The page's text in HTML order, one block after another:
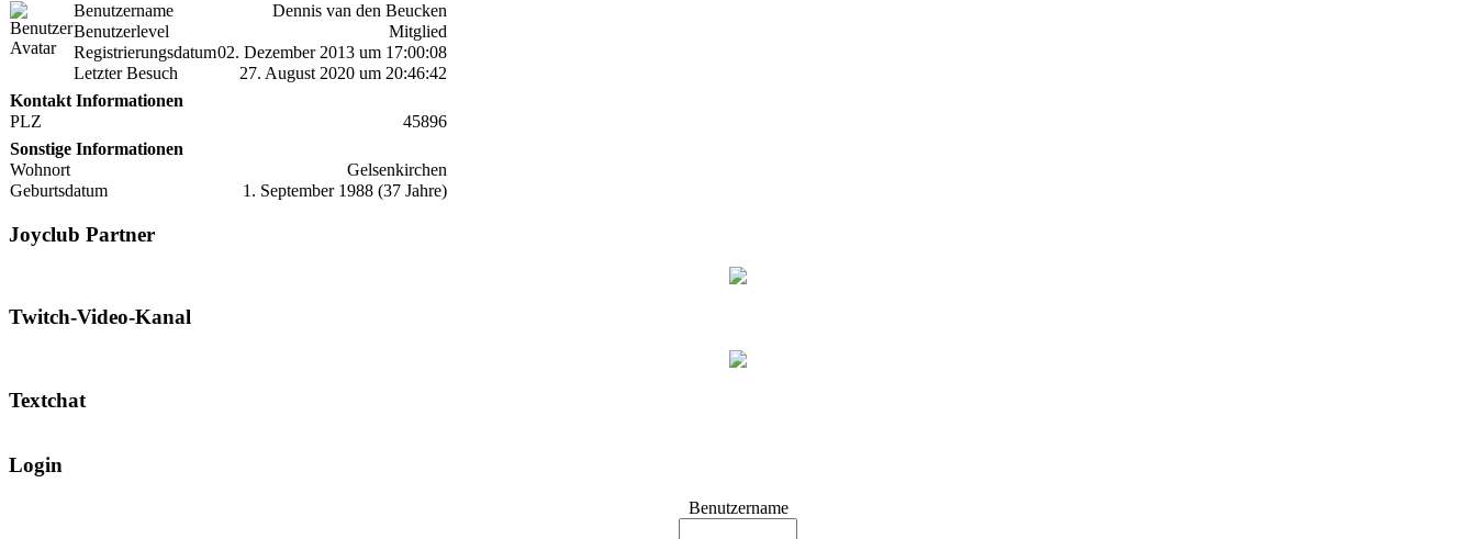
Benutzername
Dennis van den Beucken
Benutzerlevel
Mitglied
Registrierungsdatum02. Dezember 2013 um 17:00:08
Letzter Besuch
27. August 2020 um 20:46:42
Kontakt Informationen
PLZ
45896
Sonstige Informationen
Wohnort
Gelsenkirchen
Geburtsdatum
1. September 1988 (37 Jahre)
Joyclub Partner
Twitch-Video-Kanal
Textchat
Login
Benutzername